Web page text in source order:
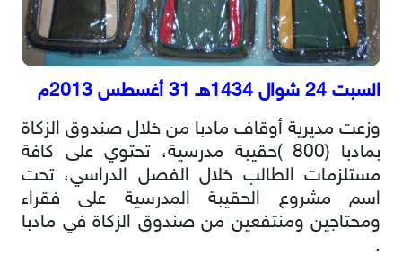
السبت 24 شوال 1434هـ 31 أغسطس 2013م
وزعت مديرية أوقاف مادبا من خلال صندوق الزكاة
بمادبا (800 )حقيبة مدرسية، تحتوي على كافة
مستلزمات الطالب خلال الفصل الدراسي، تحت
اسم مشروع الحقيبة المدرسية على فقراء
ومحتاجين ومنتفعين من صندوق الزكاة في مادبا
.